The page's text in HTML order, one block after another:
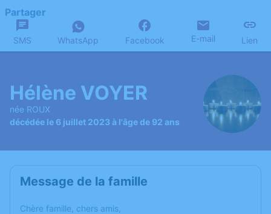
Partager
SMS WhatsApp Facebook E-mail Lien
Hélène VOYER
née ROUX
décédée le 6 juillet 2023 à l'âge de 92 ans
Message de la famille
Chère famille, chers amis,